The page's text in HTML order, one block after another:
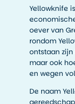
Yellowknife
oever van
rondom
ontstaan
maar ook
en wegen
De naam